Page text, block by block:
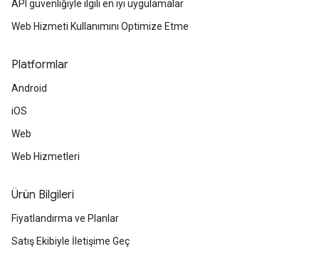
API güvenliğiyle ilgili en iyi uygulamalar
Web Hizmeti Kullanımını Optimize Etme
Platformlar
Android
iOS
Web
Web Hizmetleri
Ürün Bilgileri
Fiyatlandırma ve Planlar
Satış Ekibiyle İletişime Geç